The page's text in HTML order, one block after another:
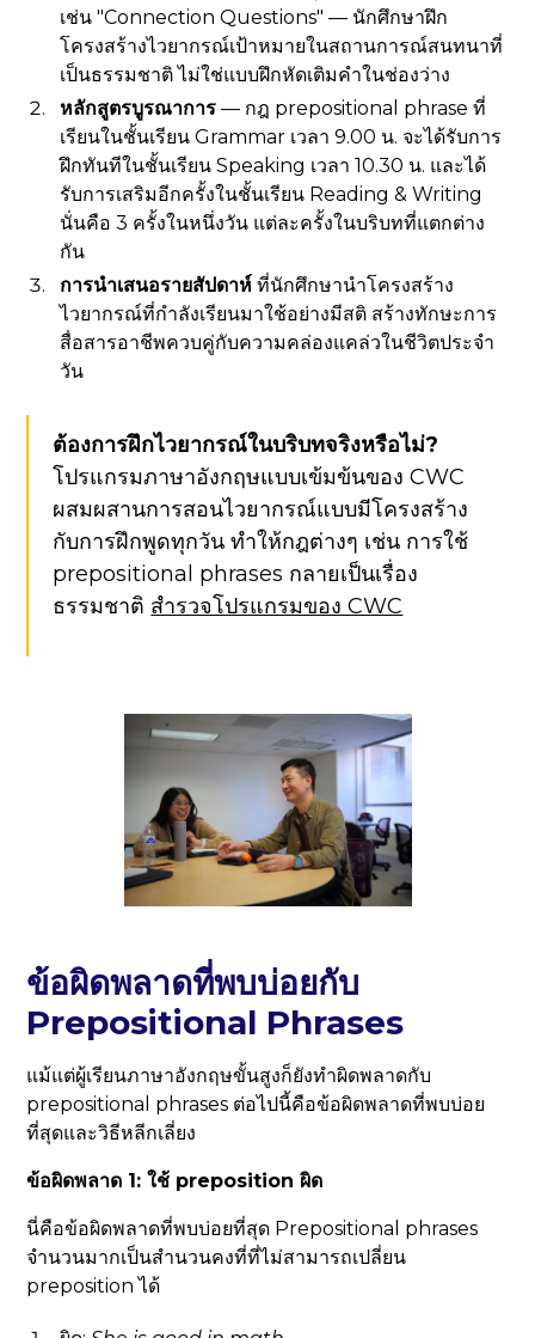
เช่น "Connection Questions" — นักศึกษาฝึก
โครงสร้างไวยากรณ์เป้าหมายในสถานการณ์สนทนาที่
เป็นธรรมชาติ ไม่ใช่แบบฝึกหัดเติมคำในช่องว่าง
หลักสูตรบูรณาการ — กฎ prepositional phrase ที่
เรียนในชั้นเรียน Grammar เวลา 9.00 น. จะได้รับการ
ฝึกทันทีในชั้นเรียน Speaking เวลา 10.30 น. และได้
รับการเสริมอีกครั้งในชั้นเรียน Reading & Writing
นั่นคือ 3 ครั้งในหนึ่งวัน แต่ละครั้งในบริบทที่แตกต่าง
กัน
การนำเสนอรายสัปดาห์ ที่นักศึกษานำโครงสร้าง
ไวยากรณ์ที่กำลังเรียนมาใช้อย่างมีสติ สร้างทักษะการ
สื่อสารอาชีพควบคู่กับความคล่องแคล่วในชีวิตประจำ
วัน
ต้องการฝึกไวยากรณ์ในบริบทจริงหรือไม่?
โปรแกรมภาษาอังกฤษแบบเข้มข้นของ CWC
ผสมผสานการสอนไวยากรณ์แบบมีโครงสร้าง
กับการฝึกพูดทุกวัน ทำให้กฎต่างๆ เช่น การใช้
prepositional phrases กลายเป็นเรื่อง
ธรรมชาติ สำรวจโปรแกรมของ CWC
ข้อผิดพลาดที่พบบ่อยกับ
Prepositional Phrases
แม้แต่ผู้เรียนภาษาอังกฤษขั้นสูงก็ยังทำผิดพลาดกับ
prepositional phrases ต่อไปนี้คือข้อผิดพลาดที่พบบ่อย
ที่สุดและวิธีหลีกเลี่ยง
ข้อผิดพลาด 1: ใช้ preposition ผิด
นี่คือข้อผิดพลาดที่พบบ่อยที่สุด Prepositional phrases
จำนวนมากเป็นสำนวนคงที่ที่ไม่สามารถเปลี่ยน
preposition ได้